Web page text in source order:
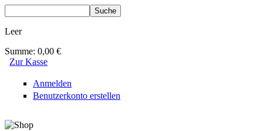
Leer
Summe: 0,00 €
Zur Kasse
Anmelden
Benutzerkonto erstellen